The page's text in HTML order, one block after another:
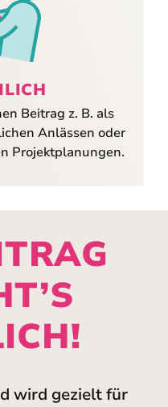
Beitrag z. B. als
Anlässen oder
Projektplanungen.
wird gezielt für